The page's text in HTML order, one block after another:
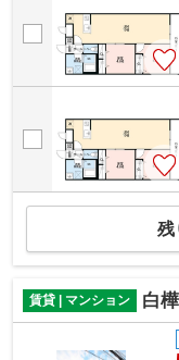
残
賃貸 | マンション 白